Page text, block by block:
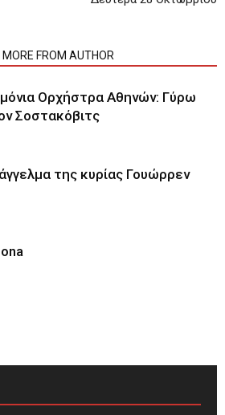
MORE FROM AUTHOR
Ορχήστρα Αθηνών: Γύρω
Σοστακόβιτς
της κυρίας Γουώρρεν